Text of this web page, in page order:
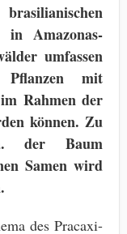
in Amazonas-
umfassen
mit
Rahmen der
können. Zu
der Baum
Samen wird
des Pracaxi-